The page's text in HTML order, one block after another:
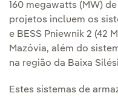
160 megawatts (MW)
projetos incluem os
e BESS Pniewnik 2 (42
Mazóvia, além do
na região da Baixa
Estes sistemas de